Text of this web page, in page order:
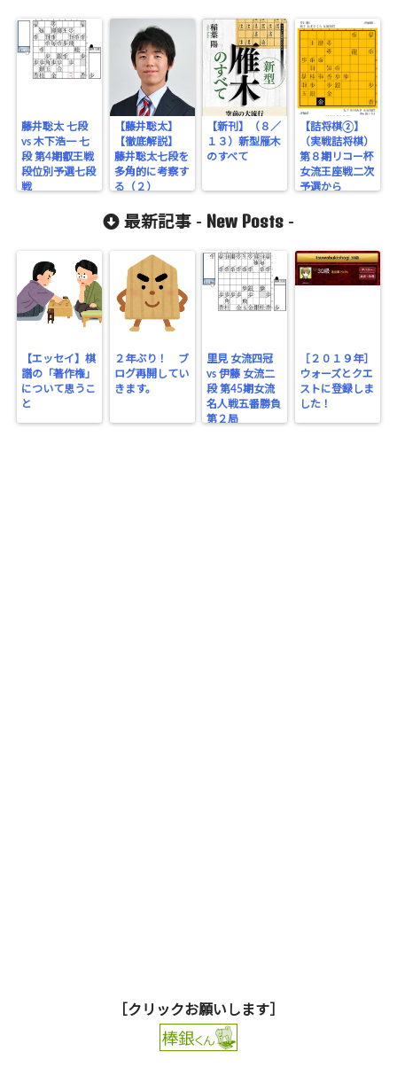
藤井聡太 七段
vs 木下浩一 七
段 第4期叡王戦
段位別予選七段
戦
【藤井聡太】
【徹底解説】
藤井聡太七段を
多角的に考察す
る（２）
【新刊】（８／
１３）新型雁木
のすべて
【詰将棋②】
（実戦詰将棋）
第８期リコー杯
女流王座戦二次
予選から
最新記事 - New Posts -
【エッセイ】棋
譜の「著作権」
について思うこ
と
２年ぶり！ ブ
ログ再開してい
きます。
里見 女流四冠
vs 伊藤 女流二
段 第45期女流
名人戦五番勝負
第２局
［２０１９年］
ウォーズとクエ
ストに登録しま
した！
［クリックお願いします］